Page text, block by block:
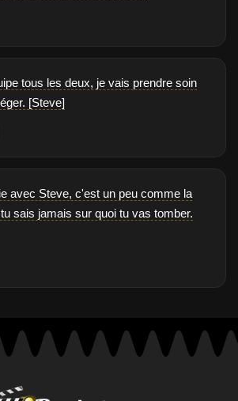
tous les deux, je vais prendre soin
[Steve]
avec Steve, c'est un peu comme la
sais jamais sur quoi tu vas tomber.